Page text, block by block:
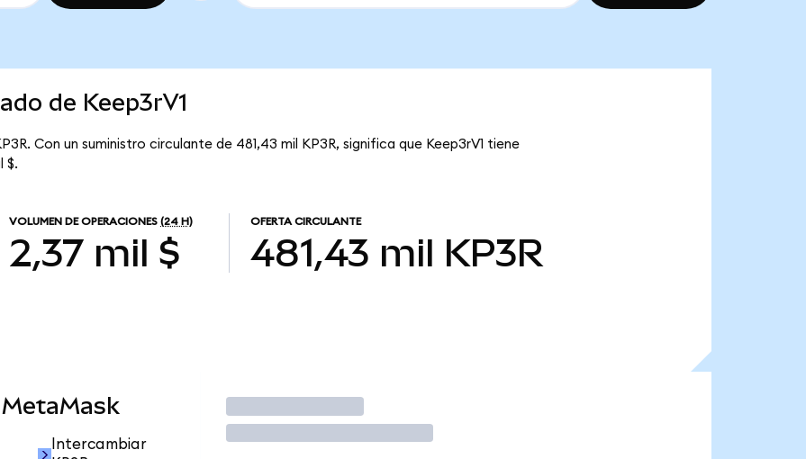
de Keep3rV1
Con un suministro circulante de 481,43 mil KP3R, significa que Keep3rV1 tiene
$.
VOLUMEN DE OPERACIONES (24 H)
2,37 mil $
OFERTA CIRCULANTE
481,43 mil KP3R
Intercambiar
Operar